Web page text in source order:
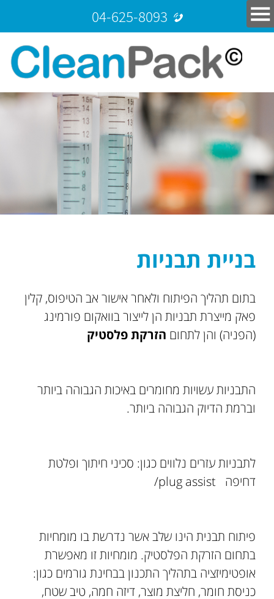
04-625-8093
בניית תבניות
בתום תהליך הפיתוח ולאחר אישור אב הטיפוס, קלין
פאק מייצרת תבניות הן לייצור בוואקום פורמינג
(הפניה) והן לתחום הזרקת פלסטיק
התבניות עשויות מחומרים באיכות הגבוהה ביותר
וברמת הדיוק הגבוהה ביותר.
לתבניות עזרים נלווים כגון: סכיני חיתוך ופלטת
דחיפה plug assist/
פיתוח תבנית הינו שלב אשר נדרשת בו מומחיות
בתחום הזרקת הפלסטיק. מומחיות זו מאפשרת
אופטימיזציה בתהליך התכנון בבחינת גורמים כגון:
כניסת חומר, חליצת מוצר, דיזה חמה, טיב שטח,